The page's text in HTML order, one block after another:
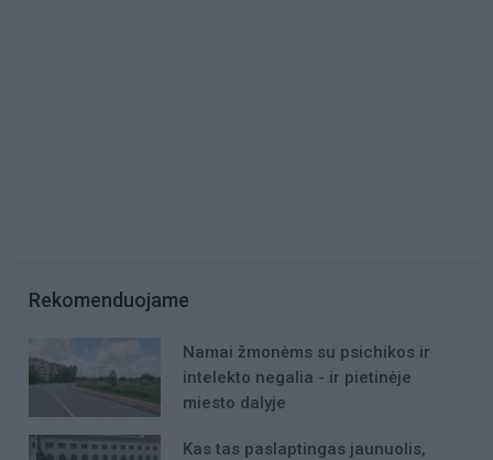
Rekomenduojame
Namai žmonėms su psichikos ir
intelekto negalia - ir pietinėje
miesto dalyje
Kas tas paslaptingas jaunuolis,